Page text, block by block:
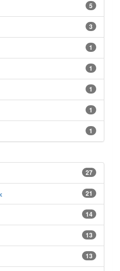
5
3
1
1
1
1
1
27
21
14
13
13